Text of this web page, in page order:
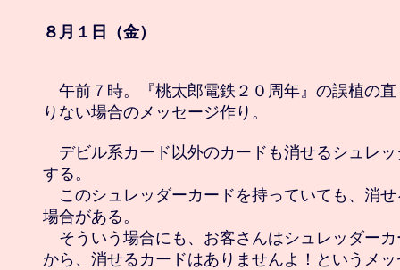
８月１日（金）
午前７時。『桃太郎電鉄２０周年』の誤植の
りない場合のメッセージ作り。
デビル系カード以外のカードも消せるシュレ
する。
このシュレッダーカードを持っていても、消
場合がある。
そういう場合にも、お客さんはシュレッダー
から、消せるカードはありませんよ！というメ